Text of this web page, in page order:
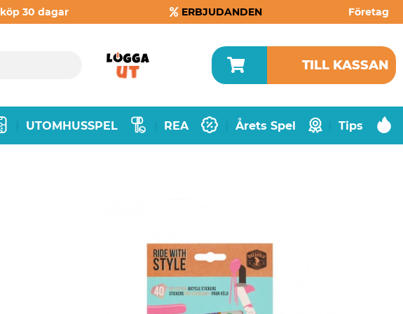
30 dagar ERBJUDANDEN Företag
TILL KASSAN
UTOMHUSSPEL REA Årets Spel Tips